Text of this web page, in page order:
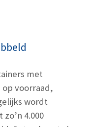
met
op voorraad,
wordt
4.000